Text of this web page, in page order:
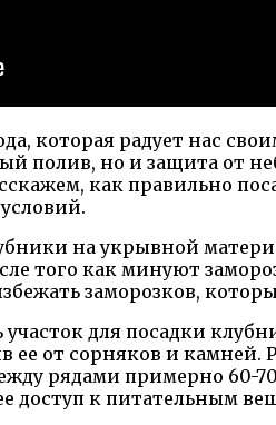
которая радует нас
полив, но и защита от
как правильно
на укрывной
того как минуют
заморозков,
участок для посадки
ее от сорняков и
рядами примерно
доступ к питательным